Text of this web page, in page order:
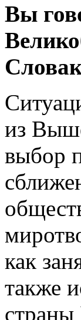
Вы
из
выбор
как
также
страны